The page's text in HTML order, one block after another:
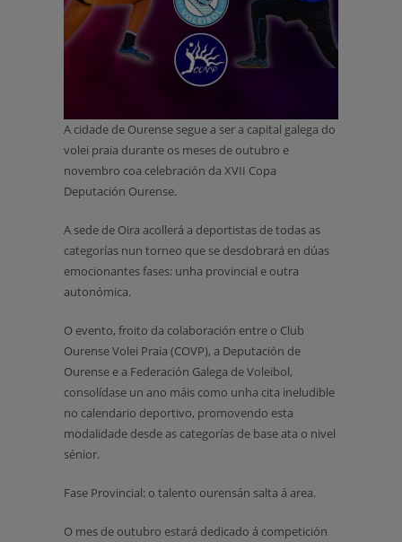
A cidade de Ourense segue a ser a capital galega do
volei praia durante os meses de outubro e
novembro coa celebración da XVII Copa
Deputación Ourense.
A sede de Oira acollerá a deportistas de todas as
categorías nun torneo que se desdobrará en dúas
emocionantes fases: unha provincial e outra
autonómica.
O evento, froito da colaboración entre o Club
Ourense Volei Praia (COVP), a Deputación de
Ourense e a Federación Galega de Voleibol,
consolídase un ano máis como unha cita ineludible
no calendario deportivo, promovendo esta
modalidade desde as categorías de base ata o nivel
sénior.
Fase Provincial: o talento ourensán salta á area.
O mes de outubro estará dedicado á competición